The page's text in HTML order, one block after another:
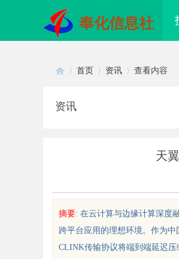
奉化信息社
sc
首页 资讯 查看内容
资讯
天
摘要: 在云计算与边缘计算深度
跨平台应用的理想环境。作为
CLINK传输协议将端到端延迟